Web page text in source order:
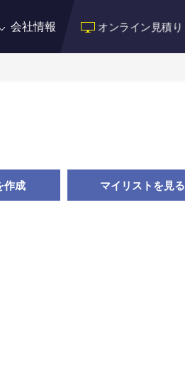
会社情報 オンライン見積り
作成 マイリストを見る